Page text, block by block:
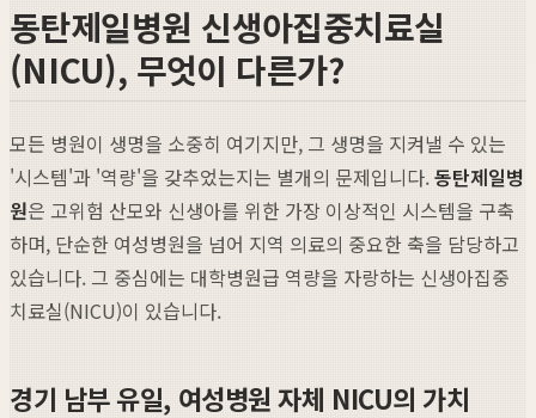
동탄제일병원 신생아집중치료실
(NICU), 무엇이 다른가?
모든 병원이 생명을 소중히 여기지만, 그 생명을 지켜낼 수 있는
'시스템'과 '역량'을 갖추었는지는 별개의 문제입니다.동탄제일병
원은 고위험 산모와 신생아를 위한 가장 이상적인 시스템을 구축
하며, 단순한 여성병원을 넘어 지역 의료의 중요한 축을 담당하고
있습니다. 그 중심에는 대학병원급 역량을 자랑하는 신생아집중
치료실(NICU)이 있습니다.
경기 남부 유일, 여성병원 자체 NICU의 가치